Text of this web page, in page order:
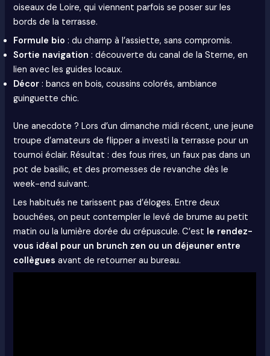
oiseaux de Loire, qui viennent parfois se poser sur les
bords de la terrasse.
Formule bio : du champ à l’assiette, sans compromis.
Sortie navigation : découverte du canal de la Sterne, en
lien avec les guides locaux.
Décor : bancs en bois, coussins colorés, ambiance
guinguette chic.
Une anecdote ? Lors d’un dimanche midi récent, une jeune
troupe d’amateurs de flipper a investi la terrasse pour un
tournoi éclair. Résultat : des fous rires, un faux pas dans un
pot de basilic, et des promesses de revanche dès le
week-end suivant.
Les habitués ne tarissent pas d’éloges. Entre deux
bouchées, on peut contempler le levé de brume au petit
matin ou la lumière dorée du crépuscule. C’est le rendez-
vous idéal pour un brunch zen ou un déjeuner entre
collègues avant de retourner au bureau.